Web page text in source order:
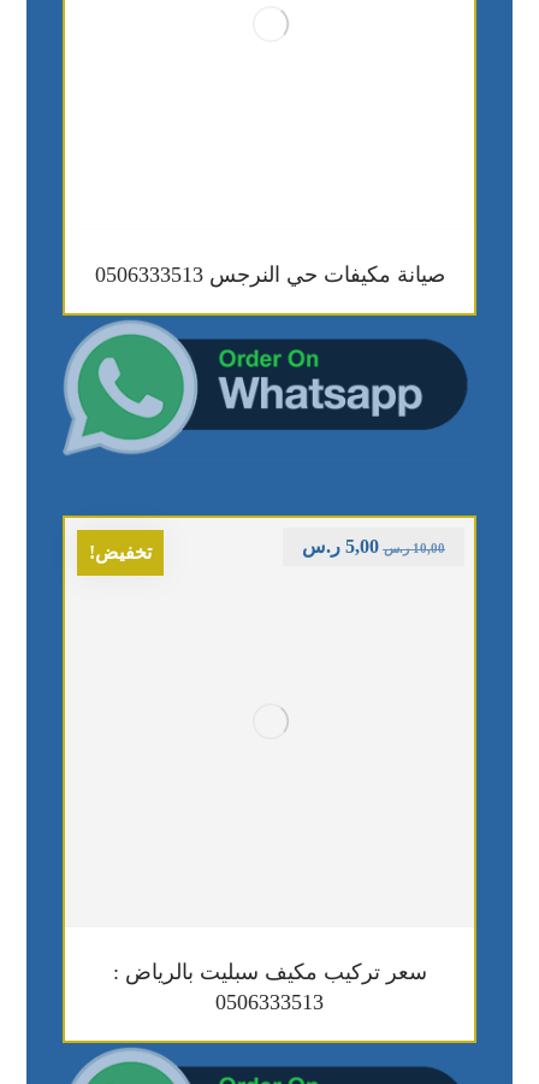
صيانة مكيفات حي النرجس 0506333513
تخفيض!
سعر تركيب مكيف سبليت بالرياض :
0506333513
10,00 ر.س 5,00 ر.س